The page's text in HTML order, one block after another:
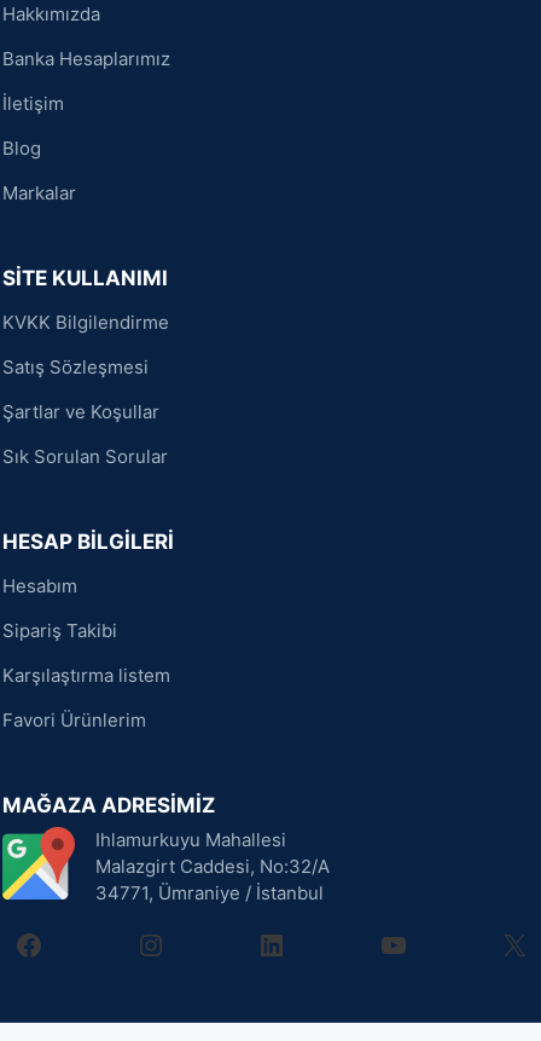
Hakkımızda
Banka Hesaplarımız
İletişim
Blog
Markalar
SİTE KULLANIMI
KVKK Bilgilendirme
Satış Sözleşmesi
Şartlar ve Koşullar
Sık Sorulan Sorular
HESAP BİLGİLERİ
Hesabım
Sipariş Takibi
Karşılaştırma listem
Favori Ürünlerim
MAĞAZA ADRESİMİZ
Ihlamurkuyu Mahallesi
Malazgirt Caddesi, No:32/A
34771, Ümraniye / İstanbul
facebookinstagramlinkedin youtube X